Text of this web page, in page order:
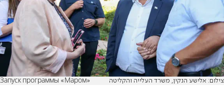
Запуск программы «Маром» צילום: אלישע הנקין, משרד העלייה והקליטה